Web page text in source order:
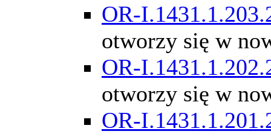
OR-
otworzy się w
OR-
otworzy się w
OR-